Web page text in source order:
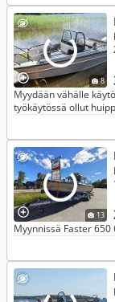
8
Myydään vähälle käytölle
työkäytössä ollut
13
Myynnissä Faster